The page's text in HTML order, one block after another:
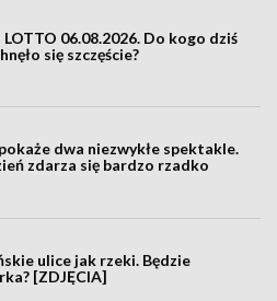
06.08.2026. Do kogo dziś
się szczęście?
dwa niezwykłe spektakle.
zdarza się bardzo rzadko
ulice jak rzeki. Będzie
[ZDJĘCIA]